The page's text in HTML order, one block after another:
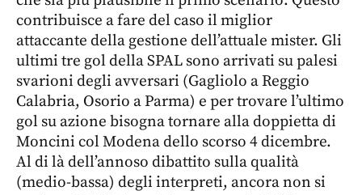
contribuisce a fare del caso il miglior
attaccante della gestione dell’attuale mister. Gli
ultimi tre gol della SPAL sono arrivati su palesi
svarioni degli avversari (Gagliolo a Reggio
Calabria, Osorio a Parma) e per trovare l’ultimo
gol su azione bisogna tornare alla doppietta di
Moncini col Modena dello scorso 4 dicembre.
Al di là dell’annoso dibattito sulla qualità
(medio-bassa) degli interpreti, ancora non si